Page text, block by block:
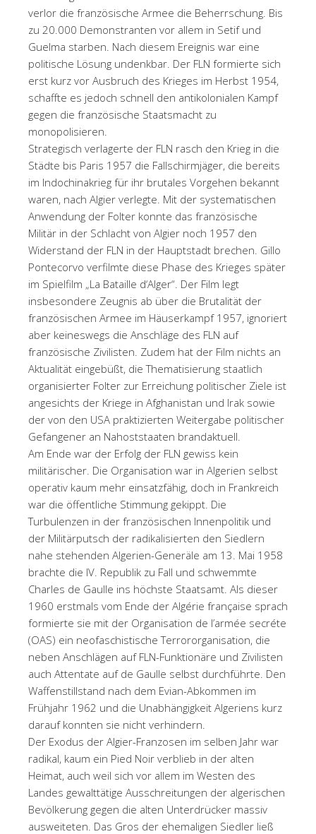
verlor die französische Armee die Beherrschung. Bis
zu 20.000 Demonstranten vor allem in Setif und
Guelma starben. Nach diesem Ereignis war eine
politische Lösung undenkbar. Der FLN formierte sich
erst kurz vor Ausbruch des Krieges im Herbst 1954,
schaffte es jedoch schnell den antikolonialen Kampf
gegen die französische Staatsmacht zu
monopolisieren.
Strategisch verlagerte der FLN rasch den Krieg in die
Städte bis Paris 1957 die Fallschirmjäger, die bereits
im Indochinakrieg für ihr brutales Vorgehen bekannt
waren, nach Algier verlegte. Mit der systematischen
Anwendung der Folter konnte das französische
Militär in der Schlacht von Algier noch 1957 den
Widerstand der FLN in der Hauptstadt brechen. Gillo
Pontecorvo verfilmte diese Phase des Krieges später
im Spielfilm „La Bataille d‘Alger“. Der Film legt
insbesondere Zeugnis ab über die Brutalität der
französischen Armee im Häuserkampf 1957, ignoriert
aber keineswegs die Anschläge des FLN auf
französische Zivilisten. Zudem hat der Film nichts an
Aktualität eingebüßt, die Thematisierung staatlich
organisierter Folter zur Erreichung politischer Ziele ist
angesichts der Kriege in Afghanistan und Irak sowie
der von den USA praktizierten Weitergabe politischer
Gefangener an Nahoststaaten brandaktuell.
Am Ende war der Erfolg der FLN gewiss kein
militärischer. Die Organisation war in Algerien selbst
operativ kaum mehr einsatzfähig, doch in Frankreich
war die öffentliche Stimmung gekippt. Die
Turbulenzen in der französischen Innenpolitik und
der Militärputsch der radikalisierten den Siedlern
nahe stehenden Algerien-Generäle am 13. Mai 1958
brachte die IV. Republik zu Fall und schwemmte
Charles de Gaulle ins höchste Staatsamt. Als dieser
1960 erstmals vom Ende der Algérie française sprach
formierte sie mit der Organisation de l’armée secréte
(OAS) ein neofaschistische Terrororganisation, die
neben Anschlägen auf FLN-Funktionäre und Zivilisten
auch Attentate auf de Gaulle selbst durchführte. Den
Waffenstillstand nach dem Evian-Abkommen im
Frühjahr 1962 und die Unabhängigkeit Algeriens kurz
darauf konnten sie nicht verhindern.
Der Exodus der Algier-Franzosen im selben Jahr war
radikal, kaum ein Pied Noir verblieb in der alten
Heimat, auch weil sich vor allem im Westen des
Landes gewalttätige Ausschreitungen der algerischen
Bevölkerung gegen die alten Unterdrücker massiv
ausweiteten. Das Gros der ehemaligen Siedler ließ